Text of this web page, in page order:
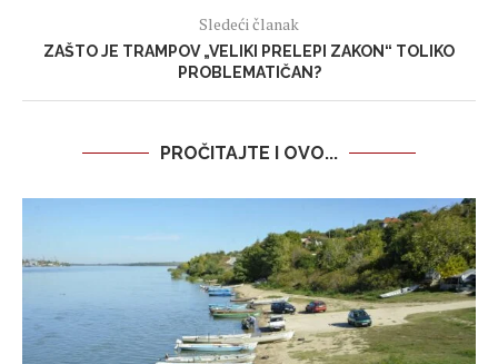
Sledeći članak
ZAŠTO JE TRAMPOV „VELIKI PRELEPI ZAKON“ TOLIKO
PROBLEMATIČAN?
PROČITAJTE I OVO...